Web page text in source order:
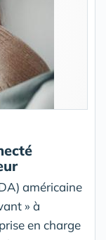
américaine
» à
en charge